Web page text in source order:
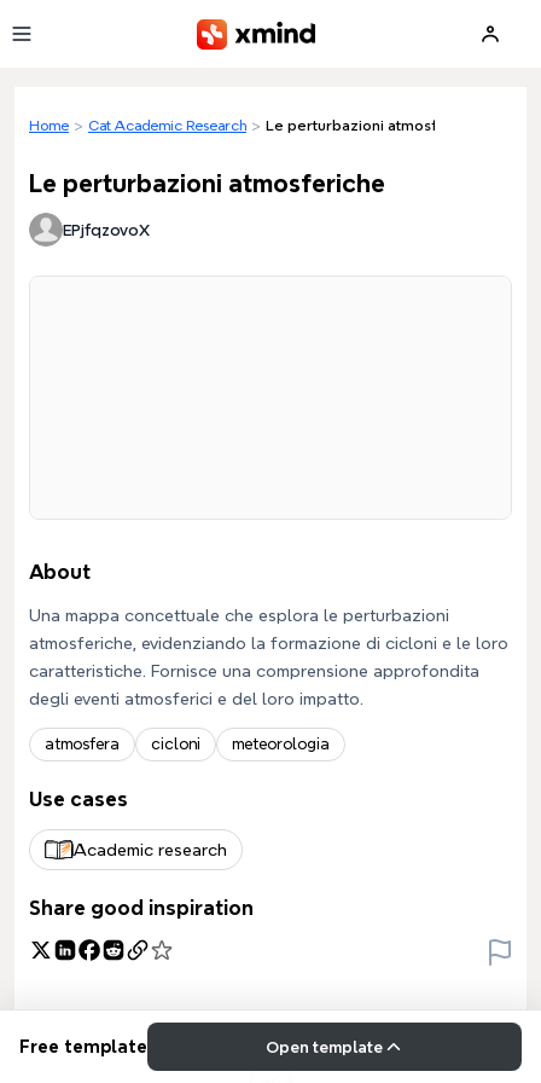
Home > Cat Academic Research > Le perturbazioni atmosferiche
Le perturbazioni atmosferiche
EPjfqzovoX
About
Una mappa concettuale che esplora le perturbazioni
atmosferiche, evidenziando la formazione di cicloni e le loro
caratteristiche. Fornisce una comprensione approfondita
degli eventi atmosferici e del loro impatto.
atmosfera cicloni meteorologia
Use cases
Academic research
Share good inspiration
Free template Open template